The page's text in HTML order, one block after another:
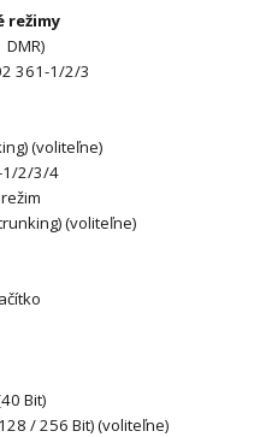
režimy
361-1/2/3
(voliteľne)
1/2/3/4
(voliteľne)
Bit)
/ 256 Bit) (voliteľne)